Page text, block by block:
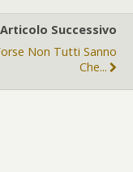
Articolo Successivo
Non Tutti Sanno
Che...